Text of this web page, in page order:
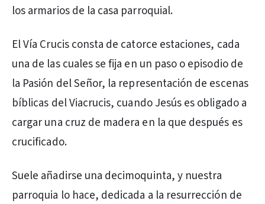
los armarios de la casa parroquial.
El Vía Crucis consta de catorce estaciones, cada
una de las cuales se fija en un paso o episodio de
la Pasión del Señor, la representación de escenas
bíblicas del Viacrucis, cuando Jesús es obligado a
cargar una cruz de madera en la que después es
crucificado.
Suele añadirse una decimoquinta, y nuestra
parroquia lo hace, dedicada a la resurrección de